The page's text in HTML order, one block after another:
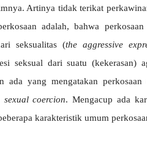
Artinya tidak terikat
adalah, bahwa perkosaan
seksualitas (the aggressive
seksual dari suatu (kekerasan)
ada yang mengatakan perkosaan
sexual coercion. Mengacup ada
karakteristik umum